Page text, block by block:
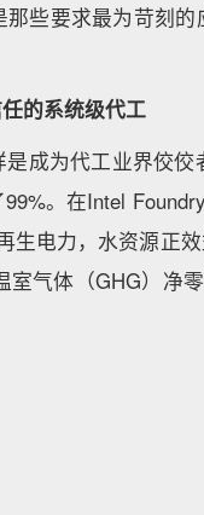
些要求最为苛刻
的系统级代工
成为代工业界佼
。在Intel
生电力，水资源正
气体（GHG）净